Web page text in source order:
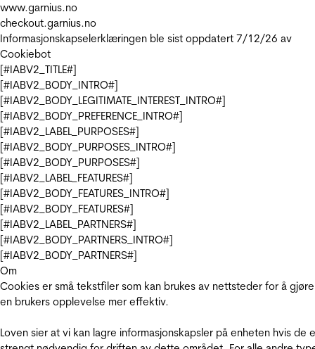
www.garnius.no
checkout.garnius.no
Informasjonskapselerklæringen ble sist oppdatert 7/12/26 av
Cookiebot
[#IABV2_TITLE#]
[#IABV2_BODY_INTRO#]
[#IABV2_BODY_LEGITIMATE_INTEREST_INTRO#]
[#IABV2_BODY_PREFERENCE_INTRO#]
[#IABV2_LABEL_PURPOSES#]
[#IABV2_BODY_PURPOSES_INTRO#]
[#IABV2_BODY_PURPOSES#]
[#IABV2_LABEL_FEATURES#]
[#IABV2_BODY_FEATURES_INTRO#]
[#IABV2_BODY_FEATURES#]
[#IABV2_LABEL_PARTNERS#]
[#IABV2_BODY_PARTNERS_INTRO#]
[#IABV2_BODY_PARTNERS#]
Om
Cookies er små tekstfiler som kan brukes av nettsteder for å gjøre
en brukers opplevelse mer effektiv.
Loven sier at vi kan lagre informasjonskapsler på enheten hvis de